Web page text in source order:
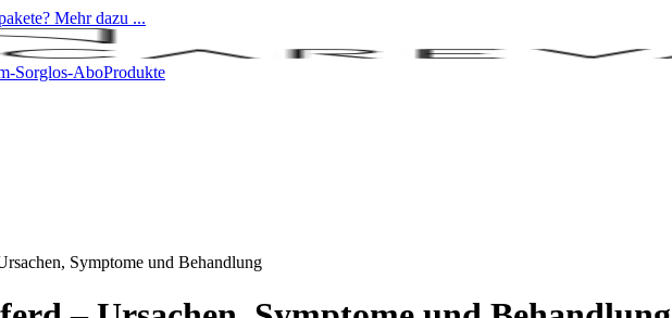
Mehr dazu ...
Sorglos-AboProdukte
Symptome und Behandlung